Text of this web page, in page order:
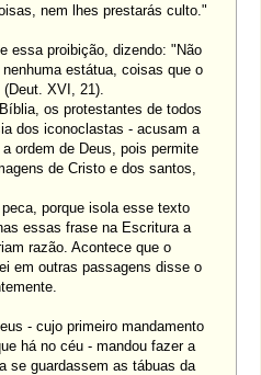
nem lhes prestarás culto."
essa proibição, dizendo: "Não
estátua, coisas que o
(Deut. XVI, 21).
os protestantes de todos
dos iconoclastas - acusam a
ordem de Deus, pois permite
de Cristo e dos santos,
porque isola esse texto
essas frase na Escritura a
razão. Acontece que o
em outras passagens disse o
- cujo primeiro mandamento
há no céu - mandou fazer a
se guardassem as tábuas da